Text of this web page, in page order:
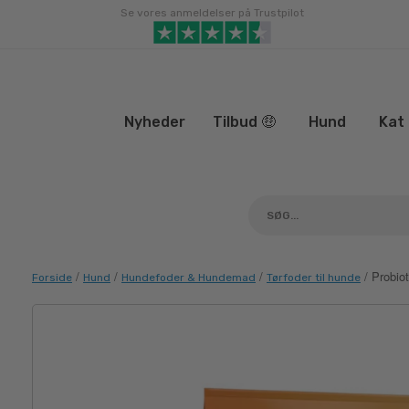
Se vores anmeldelser på Trustpilot
Nyheder Tilbud 🤑 Hund Kat
Forside / Hund / Hundefoder & Hundemad / Tørfoder til hunde /